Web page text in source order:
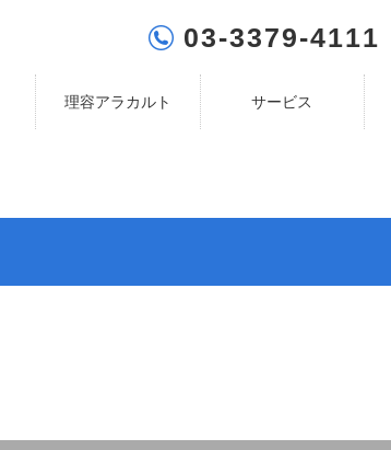
03-3379-4111
理容アラカルト サービス